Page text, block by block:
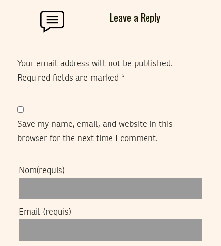
Leave a Reply
Your email address will not be published.
Required fields are marked *
Save my name, email, and website in this
browser for the next time I comment.
Nom(requis)
Email (requis)